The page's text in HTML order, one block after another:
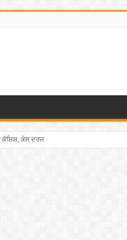
ਕੋਸ਼ਿਸ਼, ਕੇਸ ਦਰਜ
ਨੂੰ ਸਮਝ ਆਈ ਕਿ ਉਸਨੇ ਕੀ ਸਮਝਾਇਆ ਹੈ…”